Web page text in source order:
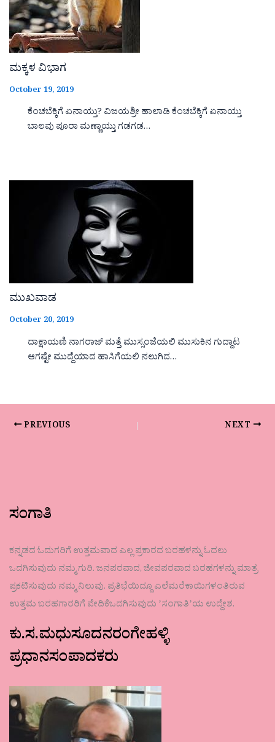
ಮಕ್ಕಳ ವಿಭಾಗ
October 19, 2019
ಕೆಂಚಬೆಕ್ಕಿಗೆ ಏನಾಯ್ತು? ವಿಜಯಶ್ರೀ ಹಾಲಾಡಿ ಕೆಂಚಬೆಕ್ಕಿಗೆ ಏನಾಯ್ತು
ಬಾಲವು ಪೂರಾ ಮಣ್ಣಾಯ್ತು ಗಡಗಡ…
ಮುಖವಾಡ
October 20, 2019
ದಾಕ್ಷಾಯಣಿ ನಾಗರಾಜ್ ಮತ್ತೆ ಮುಸ್ಸಂಜೆಯಲಿ ಮುಸುಕಿನ ಗುದ್ದಾಟ
ಆಗಷ್ಟೇ ಮುದ್ದೆಯಾದ ಹಾಸಿಗೆಯಲಿ ನಲುಗಿದ…
PREVIOUS NEXT
ಸಂಗಾತಿ
ಕನ್ನಡದ ಓದುಗರಿಗೆ ಉತ್ತಮವಾದ ಎಲ್ಲ ಪ್ರಕಾರದ ಬರಹಳನ್ನು ಓದಲು
ಒದಗಿಸುವುದು ನಮ್ಮ ಗುರಿ. ಜನಪರವಾದ, ಜೀವಪರವಾದ ಬರಹಗಳನ್ನು ಮಾತ್ರ
ಪ್ರಕಟಿಸುವುದು ನಮ್ಮ ನಿಲುವು. ಪ್ರತಿಭೆಯಿದ್ದೂ ಎಲೆಮರೆಕಾಯಿಗಳಂತಿರುವ
ಉತ್ತಮ ಬರಹಗಾರರಿಗೆ ವೇದಿಕೆಒದಗಿಸುವುದು ʼಸಂಗಾತಿʼಯ ಉದ್ದೇಶ.
ಕು.ಸ.ಮಧುಸೂದನರಂಗೇಹಳ್ಳಿ
ಪ್ರಧಾನಸಂಪಾದಕರು